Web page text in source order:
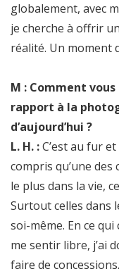
globalement, avec
je cherche à offrir
réalité. Un moment
M : Comment
rapport à la
d’aujourd’hui ?
L. H. :C’est au fur
compris qu’une des
le plus dans la vie,
Surtout celles dans
soi-même. En ce
me sentir libre, j’ai
faire de